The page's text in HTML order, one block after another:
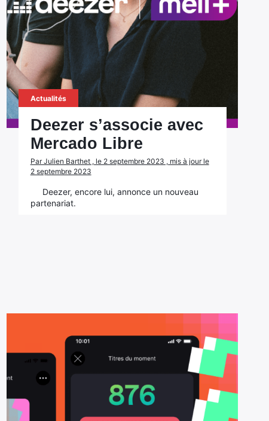
Actualités
Deezer s’associe avec
Mercado Libre
Par Julien Barthet , le 2 septembre 2023 , mis à jour le
2 septembre 2023
Deezer, encore lui, annonce un nouveau
partenariat.